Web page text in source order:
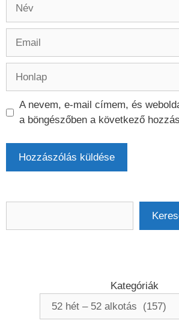
A nevem, e-mail címem, és
a böngészőben a következő
Kategóriák